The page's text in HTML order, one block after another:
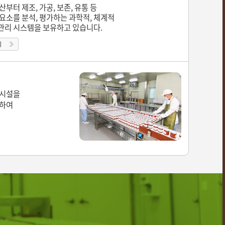
부터 제조, 가공, 보존, 유통 등
소를 분석, 평가하는 과학적, 체계적
리 시스템을 보유하고 있습니다.
설을
여